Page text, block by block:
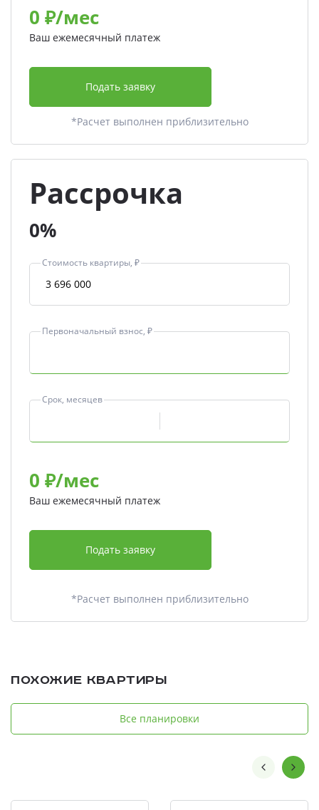
0 ₽/мес
Ваш ежемесячный платеж
Подать заявку
*Расчет выполнен приблизительно
Рассрочка
0%
Стоимость квартиры, ₽
Первоначальный взнос, ₽
Срок, месяцев
0 ₽/мес
Ваш ежемесячный платеж
Подать заявку
*Расчет выполнен приблизительно
Похожие квартиры
Все планировки